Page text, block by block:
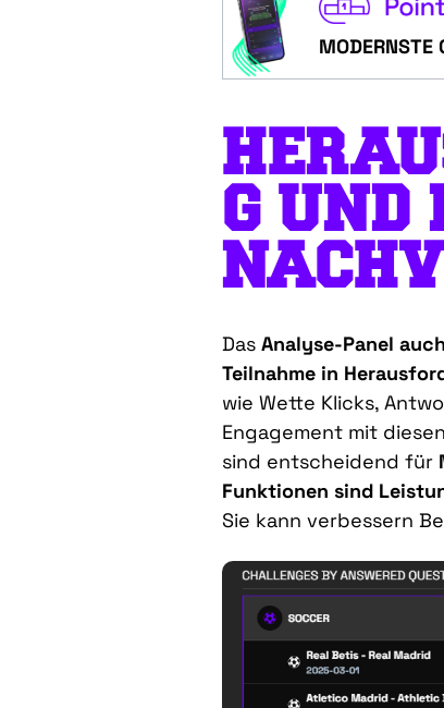
MODERNSTE
GUND
Das Analyse-Panelauch
Teilnahme in
wie Wette Klicks,
Engagement mit diesen
sind entscheidend für
Funktionen sind
Sie kann verbessern